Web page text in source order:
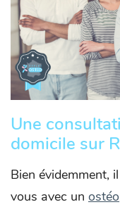
Une
domicile sur
Bien évidemment,
vous avec un